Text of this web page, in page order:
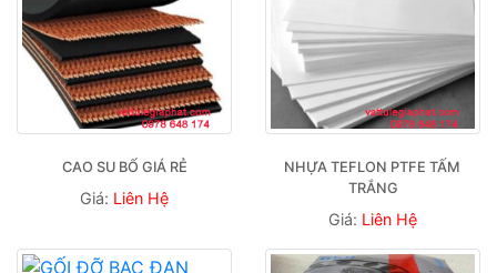
CAO SU BỐ GIÁ RẺ
Giá: Liên Hệ
NHỰA TEFLON PTFE TẤM
TRẮNG
Giá: Liên Hệ